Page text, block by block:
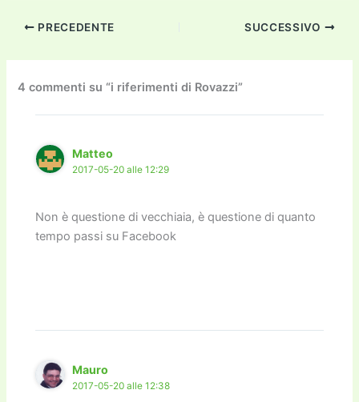
c
b
o
o
k
itt ai
d
o
n
a
m
p
y
Li
n
k
k
dI
n
vi
PRECEDENTE SUCCESSIVO
4 commenti su “i riferimenti di Rovazzi”
Matteo
2017-05-20 alle 12:29
Non è questione di vecchiaia, è questione di quanto
tempo passi su Facebook
Mauro
2017-05-20 alle 12:38